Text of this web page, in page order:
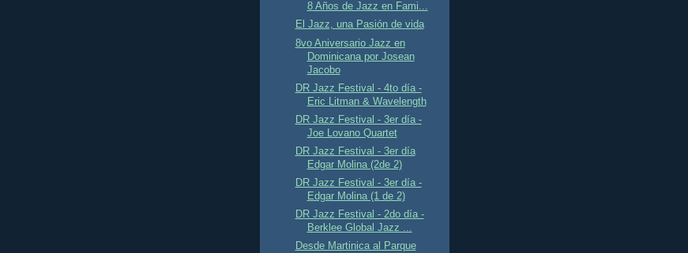
8 Años de Jazz en Fami...
El Jazz, una Pasión de vida
8vo Aniversario Jazz en
Dominicana por Josean
Jacobo
DR Jazz Festival - 4to día -
Eric Litman & Wavelength
DR Jazz Festival - 3er día -
Joe Lovano Quartet
DR Jazz Festival - 3er día
Edgar Molina (2de 2)
DR Jazz Festival - 3er día -
Edgar Molina (1 de 2)
DR Jazz Festival - 2do día -
Berklee Global Jazz ...
Desde Martinica al Parque